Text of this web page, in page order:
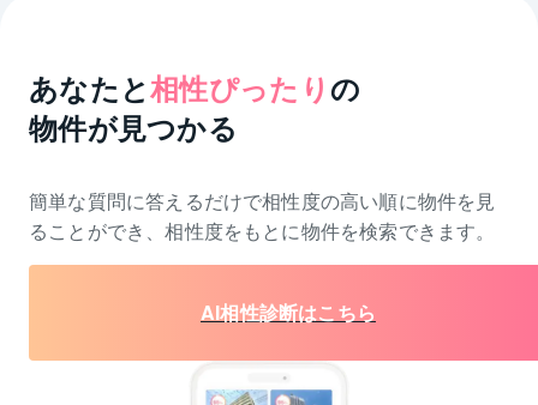
あなたと相性ぴったり の
物件が見つかる
簡単な質問に答えるだけで相性度の高い順に物件を 見
ることができ、相性度をもとに物件を検索できます。
AI相性診断はこちら